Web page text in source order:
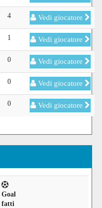
4 Vedi giocatore
1 Vedi giocatore
0 Vedi giocatore
0 Vedi giocatore
0 Vedi giocatore
Goal
fatti